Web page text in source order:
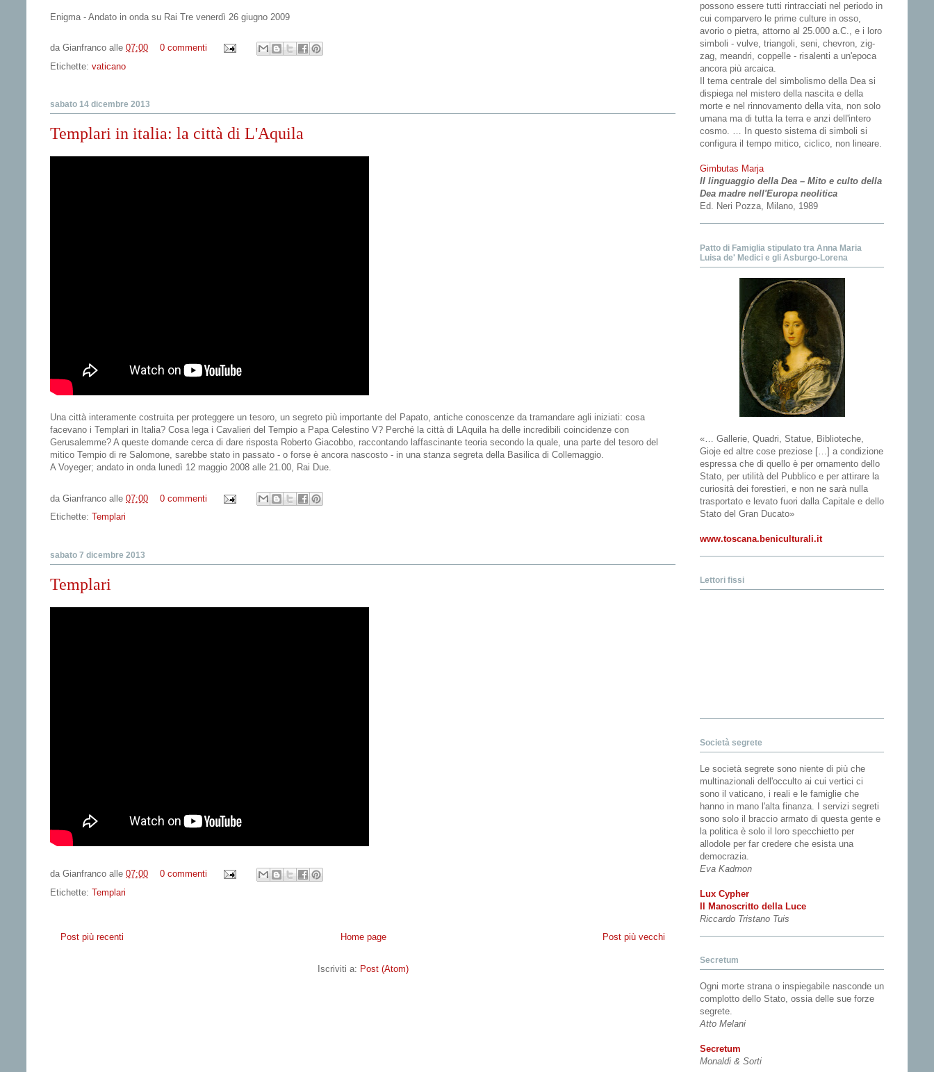
Enigma - Andato in onda su Rai Tre venerdì 26 giugno 2009
da Gianfranco alle 07:00
0 commenti
Etichette: vaticano
sabato 14 dicembre 2013
Templari in italia: la città di L'Aquila
Una città interamente costruita per proteggere un tesoro, un segreto più importante del Papato, antiche conoscenze da tramandare agli iniziati: cosa
facevano i Templari in Italia? Cosa lega i Cavalieri del Tempio a Papa Celestino V? Perché la città di LAquila ha delle incredibili coincidenze con
Gerusalemme? A queste domande cerca di dare risposta Roberto Giacobbo, raccontando laffascinante teoria secondo la quale, una parte del tesoro del
mitico Tempio di re Salomone, sarebbe stato in passato - o forse è ancora nascosto - in una stanza segreta della Basilica di Collemaggio.
A Voyeger; andato in onda lunedì 12 maggio 2008 alle 21.00, Rai Due.
da Gianfranco alle 07:00
0 commenti
Etichette: Templari
sabato 7 dicembre 2013
Templari
da Gianfranco alle 07:00
0 commenti
Etichette: Templari
Post più recenti Post più vecchi
Home page
Iscriviti a: Post (Atom)
possono essere tutti rintracciati nel periodo in
cui comparvero le prime culture in osso,
avorio o pietra, attorno al 25.000 a.C., e i loro
simboli - vulve, triangoli, seni, chevron, zig-
zag, meandri, coppelle - risalenti a un'epoca
ancora più arcaica.
Il tema centrale del simbolismo della Dea si
dispiega nel mistero della nascita e della
morte e nel rinnovamento della vita, non solo
umana ma di tutta la terra e anzi dell'intero
cosmo. … In questo sistema di simboli si
configura il tempo mitico, ciclico, non lineare.
Gimbutas Marja
Il linguaggio della Dea – Mito e culto della
Dea madre nell'Europa neolitica
Ed. Neri Pozza, Milano, 1989
Patto di Famiglia stipulato tra Anna Maria
Luisa de' Medici e gli Asburgo-Lorena
«… Gallerie, Quadri, Statue, Biblioteche,
Gioje ed altre cose preziose […] a condizione
espressa che di quello è per ornamento dello
Stato, per utilità del Pubblico e per attirare la
curiosità dei forestieri, e non ne sarà nulla
trasportato e levato fuori dalla Capitale e dello
Stato del Gran Ducato»
www.toscana.beniculturali.it
Lettori fissi
Società segrete
Le società segrete sono niente di più che
multinazionali dell'occulto ai cui vertici ci
sono il vaticano, i reali e le famiglie che
hanno in mano l'alta finanza. I servizi segreti
sono solo il braccio armato di questa gente e
la politica è solo il loro specchietto per
allodole per far credere che esista una
democrazia.
Eva Kadmon
Lux Cypher
Il Manoscritto della Luce
Riccardo Tristano Tuis
Secretum
Ogni morte strana o inspiegabile nasconde un
complotto dello Stato, ossia delle sue forze
segrete.
Atto Melani
Secretum
Monaldi & Sorti